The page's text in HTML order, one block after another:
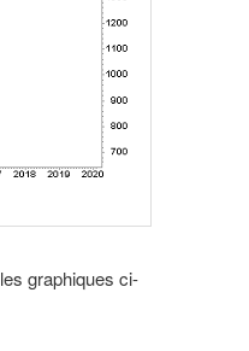
graphiques ci-